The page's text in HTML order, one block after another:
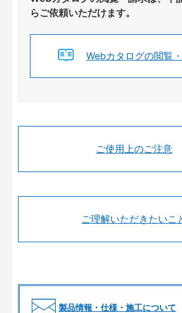
らご依頼いただけます。
Webカタログの閲覧
ご使用上のご注意
ご理解いただきたいこ
製品情報・仕様・施工について